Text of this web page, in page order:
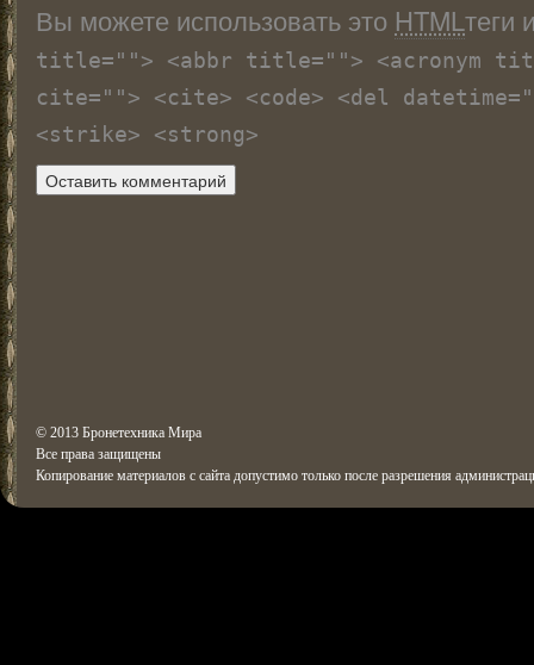
Вы можете использовать это HTMLтеги
title=""> <abbr title=""> <acronym
cite=""> <cite> <code> <del
<strike> <strong>
© 2013 Бронетехника Мира
Все права защищены
Копирование материалов с сайта допустимо только после разрешения